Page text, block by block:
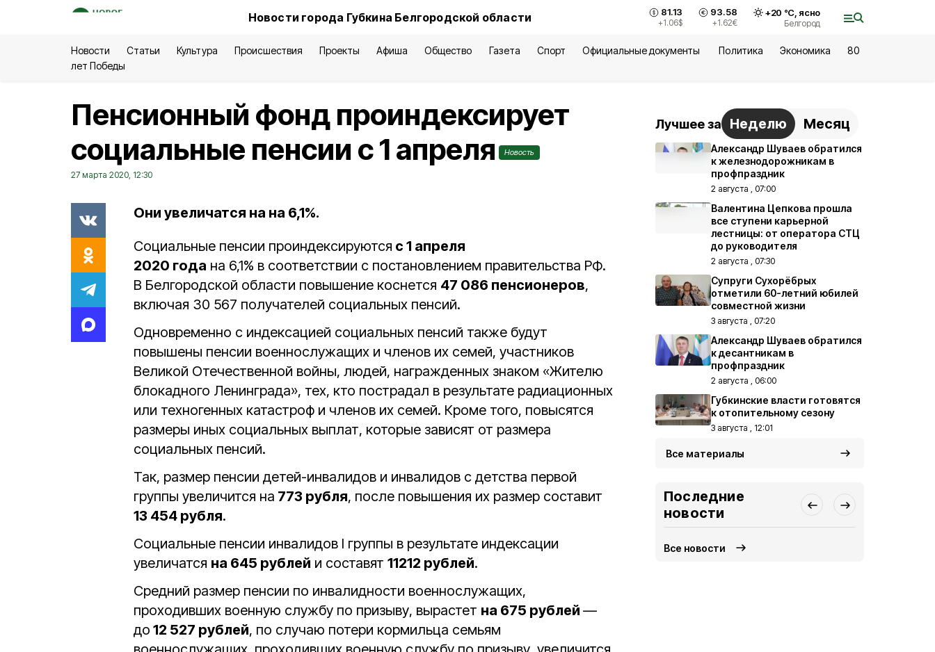
Новости города Губкина Белгородской области 81.13
+1.06$
93.58
+1.62€
+20 °С, ясно
Белгород
Новости Статьи Культура Происшествия Проекты Афиша Общество Газета Спорт Официальные документы Политика Экономика
80
лет Победы
Пенсионный фонд проиндексирует
социальные пенсии с 1 апреля
Новость
27 марта 2020, 12:30
Они увеличатся на на 6,1%.
Социальные пенсии проиндексируются с 1 апреля
2020 года на 6,1% в соответствии с постановлением правительства РФ.
В Белгородской области повышение коснется 47 086 пенсионеров,
включая 30 567 получателей социальных пенсий.
Одновременно с индексацией социальных пенсий также будут
повышены пенсии военнослужащих и членов их семей, участников
Великой Отечественной войны, людей, награжденных знаком «Жителю
блокадного Ленинграда», тех, кто пострадал в результате радиационных
или техногенных катастроф и членов их семей. Кроме того, повысятся
размеры иных социальных выплат, которые зависят от размера
социальных пенсий.
Так, размер пенсии детей-инвалидов и инвалидов с детства первой
группы увеличится на 773 рубля, после повышения их размер составит
13 454 рубля.
Социальные пенсии инвалидов I группы в результате индексации
увеличатся на 645 рублей и составят 11212 рублей.
Средний размер пенсии по инвалидности военнослужащих,
проходивших военную службу по призыву, вырастет на 675 рублей —
до 12 527 рублей, по случаю потери кормильца семьям
Лучшее за Неделю Месяц
Александр Шуваев обратился
к железнодорожникам в
профпраздник
2 августа , 07:00
Валентина Цепкова прошла
все ступени карьерной
лестницы: от оператора СТЦ
до руководителя
2 августа , 07:30
Супруги Сухорёбрых
отметили 60-летний юбилей
совместной жизни
3 августа , 07:20
Александр Шуваев обратился
к десантникам в
профпраздник
2 августа , 06:00
Губкинские власти готовятся
к отопительному сезону
3 августа , 12:01
Все материалы
Последние
новости
Все новости